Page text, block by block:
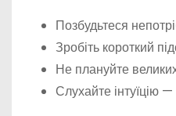
Позбудьтеся
Зробіть короткий
Не плануйте
Слухайте інтуїцію